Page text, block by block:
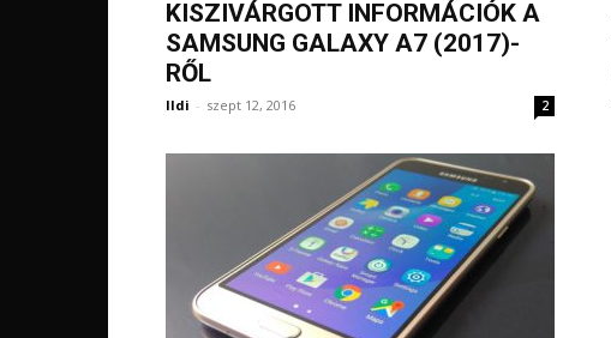
KISZIVÁRGOTT INFORMÁCIÓK A
SAMSUNG GALAXY A7 (2017)-
RŐL
Ildi - szept 12, 2016 2